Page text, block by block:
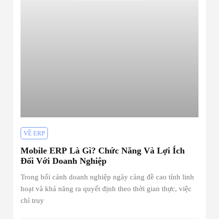
VỀ ERP
Mobile ERP Là Gì? Chức Năng Và Lợi Ích
Đối Với Doanh Nghiệp
Trong bối cảnh doanh nghiệp ngày càng đề cao tính linh
hoạt và khả năng ra quyết định theo thời gian thực, việc
chỉ truy